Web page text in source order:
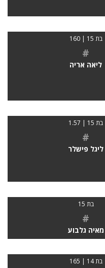
בת 15 | 160
#
ליאה אריה
בת 15 | 1.57
#
ליגל פישלר
בת 15
#
מאיה גלבוע
בת 14 | 165